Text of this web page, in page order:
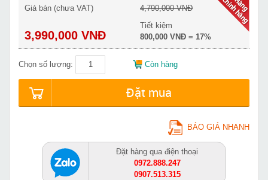
Giá bán (chưa VAT)
3,990,000 VNĐ
4,790,000 VNĐ
Tiết kiệm
800,000 VNĐ = 17%
Chọn số lượng: Còn hàng
Đặt mua
BÁO GIÁ NHANH
Đặt hàng qua điện thoại
0972.888.247
0907.513.315